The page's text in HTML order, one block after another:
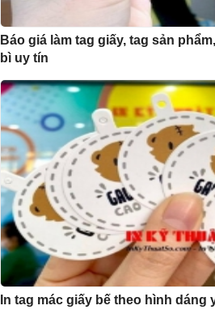
Báo giá làm tag giấy, tag sản
bì uy tín
In tag mác giấy bế theo hình dáng